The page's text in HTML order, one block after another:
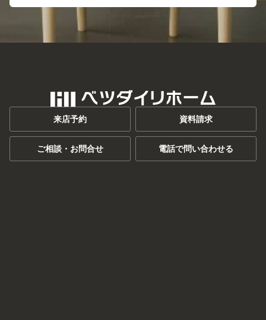
来店予約 資料請求
ご相談・お問合せ 電話で問い合わせる